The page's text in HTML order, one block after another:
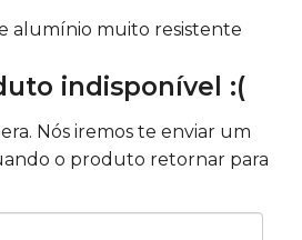
alumínio muito resistente
indisponível :(
Nós iremos te enviar um
o produto retornar para